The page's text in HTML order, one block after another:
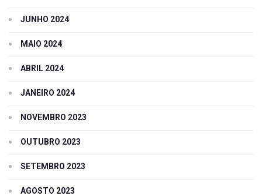
JUNHO 2024
MAIO 2024
ABRIL 2024
JANEIRO 2024
NOVEMBRO 2023
OUTUBRO 2023
SETEMBRO 2023
AGOSTO 2023